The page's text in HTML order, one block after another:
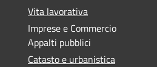
Vita lavorativa
Imprese e Commercio
Appalti pubblici
Catasto e urbanistica